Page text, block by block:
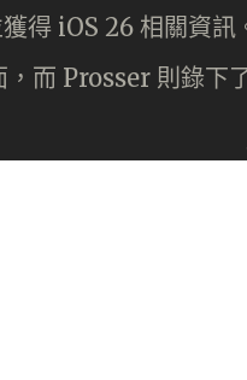
得 iOS 26 相關資
而 Prosser 則錄下